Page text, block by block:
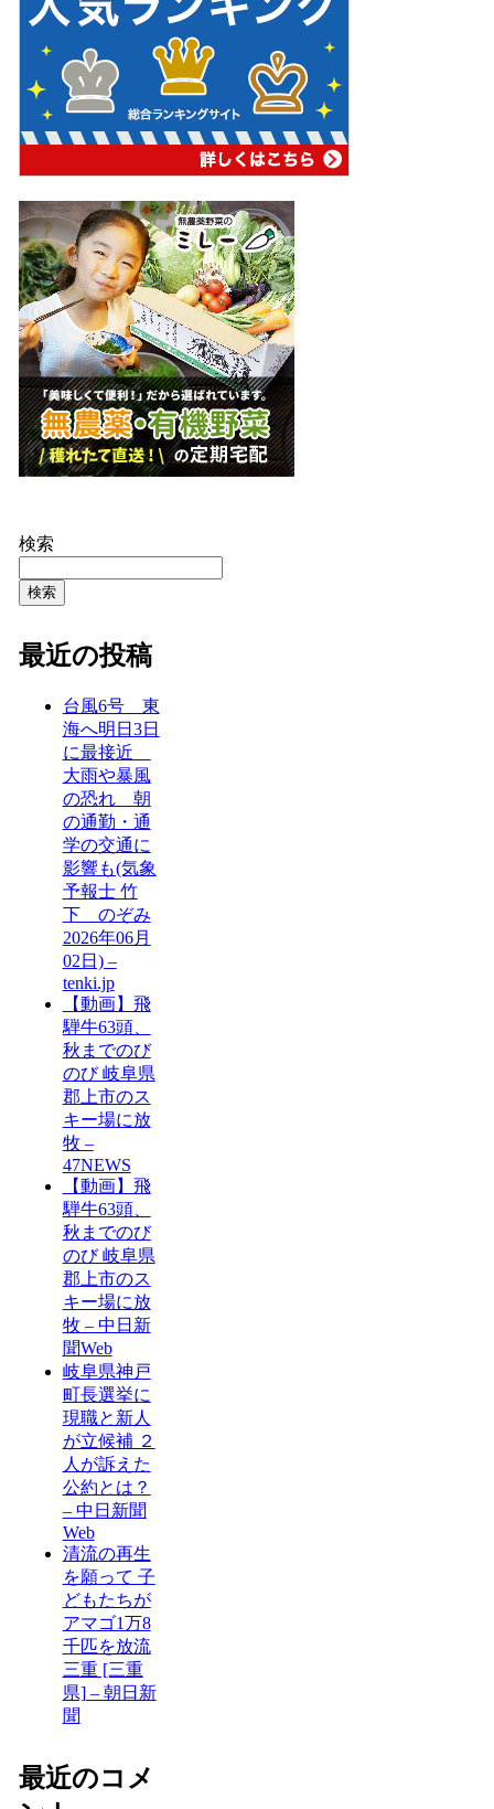
検索
検索
最近の投稿
台風6号 東
海へ明日3日
に最接近
大雨や暴風
の恐れ 朝
の通勤・通
学の交通に
影響も(気象
予報士 竹
下 のぞみ
2026年06月
02日) –
tenki.jp
【動画】飛
騨牛63頭、
秋までのび
のび 岐阜県
郡上市のス
キー場に放
牧 –
47NEWS
【動画】飛
騨牛63頭、
秋までのび
のび 岐阜県
郡上市のス
キー場に放
牧 – 中日新
聞Web
岐阜県神戸
町長選挙に
現職と新人
が立候補 ２
人が訴えた
公約とは？
– 中日新聞
Web
清流の再生
を願って 子
どもたちが
アマゴ1万8
千匹を放流
三重 [三重
県] – 朝日新
聞
最近のコメ